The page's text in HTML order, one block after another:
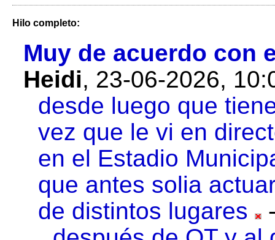
Hilo completo:
Muy de acuerdo con
Heidi, 23-06-2026,
desde luego que
vez que le vi en
en el Estadio
que antes solia
de distintos lugares